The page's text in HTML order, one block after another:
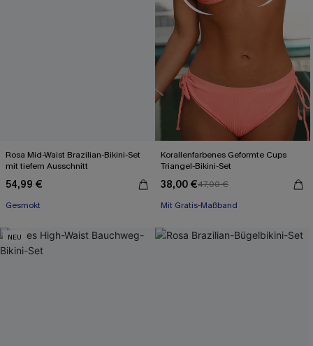
Rosa Mid-Waist Brazilian-Bikini-Set
mit tiefem Ausschnitt
54,99 €
Gesmokt
Korallenfarbenes Geformte Cups
Triangel-Bikini-Set
38,00 €47,00 €
Mit Gratis-Maßband
NEU